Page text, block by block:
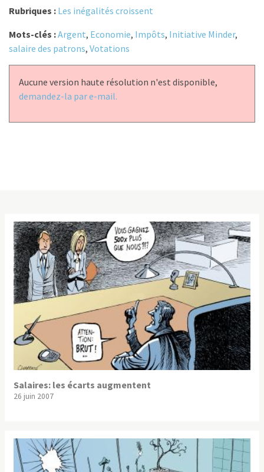
Rubriques : Les inégalités croissent
Mots-clés :Argent, Economie, Impôts, Initiative Minder,
salaire des patrons, Votations
Aucune version haute résolution n'est disponible,
demandez-la par e-mail.
Salaires: les écarts augmentent
26 juin 2007